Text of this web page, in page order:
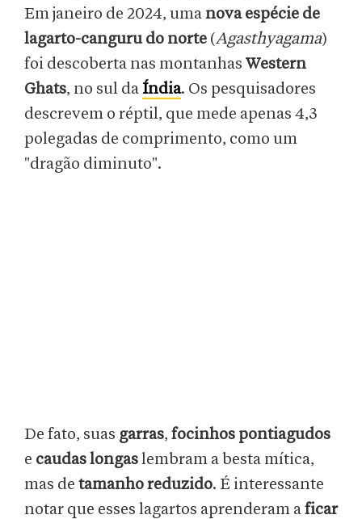
Em janeiro de 2024, uma nova espécie de
lagarto-canguru do norte (Agasthyagama)
foi descoberta nas montanhas Western
Ghats, no sul da Índia. Os pesquisadores
descrevem o réptil, que mede apenas 4,3
polegadas de comprimento, como um
"dragão diminuto".
De fato, suas garras, focinhos pontiagudos
e caudas longaslembram a besta mítica,
mas de tamanho reduzido. É interessante
notar que esses lagartos aprenderam aficar